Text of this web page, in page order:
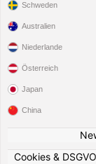
Schweden
Australien
Niederlande
Österreich
Japan
China
Cookies & DSGVO